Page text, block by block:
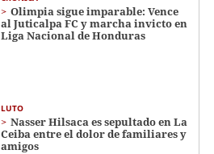
Olimpia sigue imparable: Vence
al Juticalpa FC y marcha invicto en
Liga Nacional de Honduras
LUTO
Nasser Hilsaca es sepultado en La
Ceiba entre el dolor de familiares y
amigos